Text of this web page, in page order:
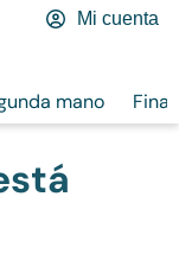
mano
Mi cuenta